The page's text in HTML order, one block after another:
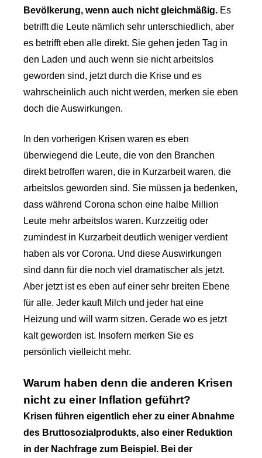
Bevölkerung, wenn auch nicht gleichmäßig. Es
betrifft die Leute nämlich sehr unterschiedlich, aber
es betrifft eben alle direkt. Sie gehen jeden Tag in
den Laden und auch wenn sie nicht arbeitslos
geworden sind, jetzt durch die Krise und es
wahrscheinlich auch nicht werden, merken sie eben
doch die Auswirkungen.
In den vorherigen Krisen waren es eben
überwiegend die Leute, die von den Branchen
direkt betroffen waren, die in Kurzarbeit waren, die
arbeitslos geworden sind. Sie müssen ja bedenken,
dass während Corona schon eine halbe Million
Leute mehr arbeitslos waren. Kurzzeitig oder
zumindest in Kurzarbeit deutlich weniger verdient
haben als vor Corona. Und diese Auswirkungen
sind dann für die noch viel dramatischer als jetzt.
Aber jetzt ist es eben auf einer sehr breiten Ebene
für alle. Jeder kauft Milch und jeder hat eine
Heizung und will warm sitzen. Gerade wo es jetzt
kalt geworden ist. Insofern merken Sie es
persönlich vielleicht mehr.
Warum haben denn die anderen Krisen
nicht zu einer Inflation geführt?
Krisen führen eigentlich eher zu einer Abnahme
des Bruttosozialprodukts, also einer Reduktion
in der Nachfrage zum Beispiel. Bei der